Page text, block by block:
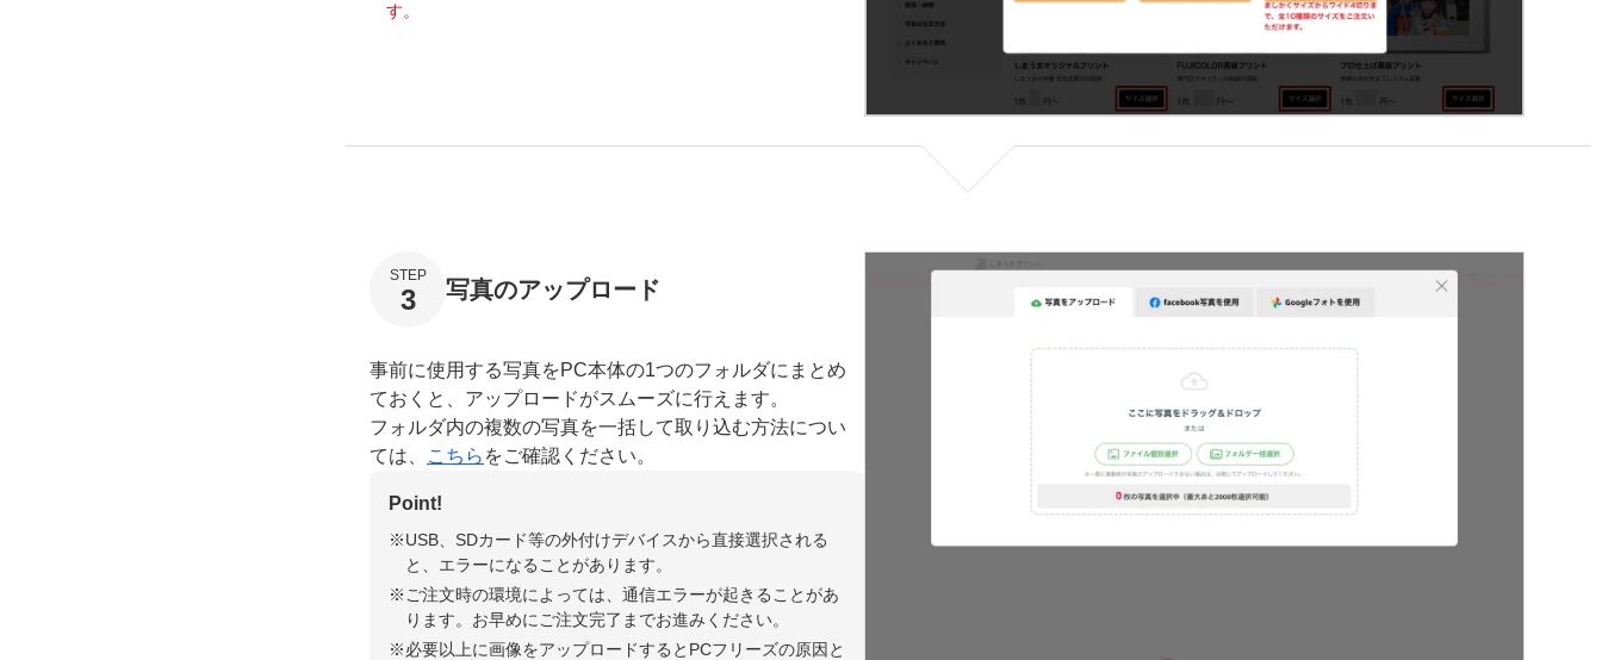
す。
STEP
3 写真のアップロード
事前に使用する写真をPC本体の1つのフォルダにまとめ
ておくと、アップロードがスムーズに行えます。
フォルダ内の複数の写真を一括して取り込む方法につい
ては、
こちら をご確認ください。
Point!
USB、SDカード等の外付けデバイスから直接選択される
と、エラーになることがあります。
ご注文時の環境によっては、通信エラーが起きることがあ
ります。お早めにご注文完了までお進みください。
必要以上に画像をアップロードするとPCフリーズの原因と